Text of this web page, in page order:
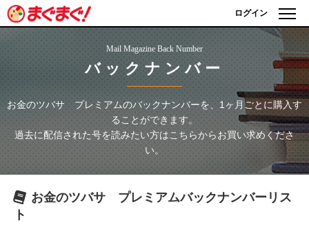
ログイン
Mail Magazine Back Number
バックナンバー
お金のツバサ プレミアムのバックナンバーを、1ヶ月ごとに購入す
ることができます。
過去に配信された号を読みたい方はこちらからお買い求めくださ
い。
お金のツバサ プレミアムバックナンバーリス
ト